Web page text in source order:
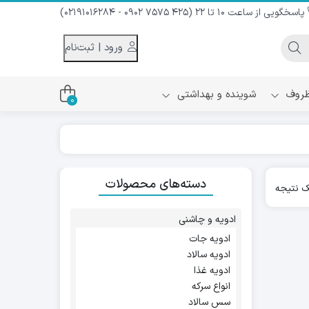
پاسخگویی از ساعت 10 تا 22 (425 7575 0902 - 02191016284)
سرد
شوینده و بهداشتی 0
نتیجه دسته‌های محصولات
ادویه و چاشنی
ادویه جات
ادویه سالاد
ادویه غذا
انواع سرکه
سس سالاد